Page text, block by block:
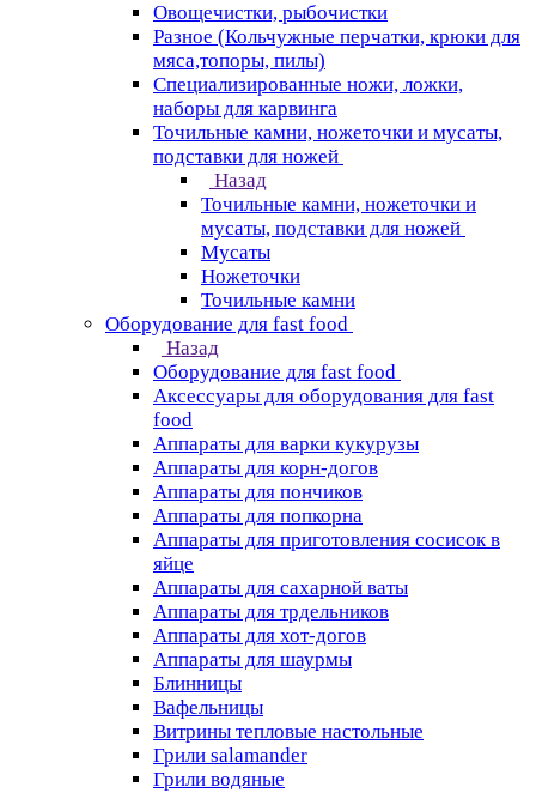
Овощечистки, рыбочистки
Разное (Кольчужные перчатки, крюки для
мяса,топоры, пилы)
Специализированные ножи, ложки,
наборы для карвинга
Точильные камни, ножеточки и мусаты,
подставки для ножей
Назад
Точильные камни, ножеточки и
мусаты, подставки для ножей
Мусаты
Ножеточки
Точильные камни
Оборудование для fast food
Назад
Оборудование для fast food
Аксессуары для оборудования для fast
food
Аппараты для варки кукурузы
Аппараты для корн-догов
Аппараты для пончиков
Аппараты для попкорна
Аппараты для приготовления сосисок в
яйце
Аппараты для сахарной ваты
Аппараты для трдельников
Аппараты для хот-догов
Аппараты для шаурмы
Блинницы
Вафельницы
Витрины тепловые настольные
Грили salamander
Грили водяные